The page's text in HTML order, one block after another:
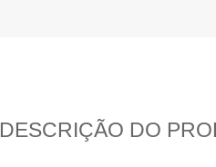
DESCRIÇÃO DO